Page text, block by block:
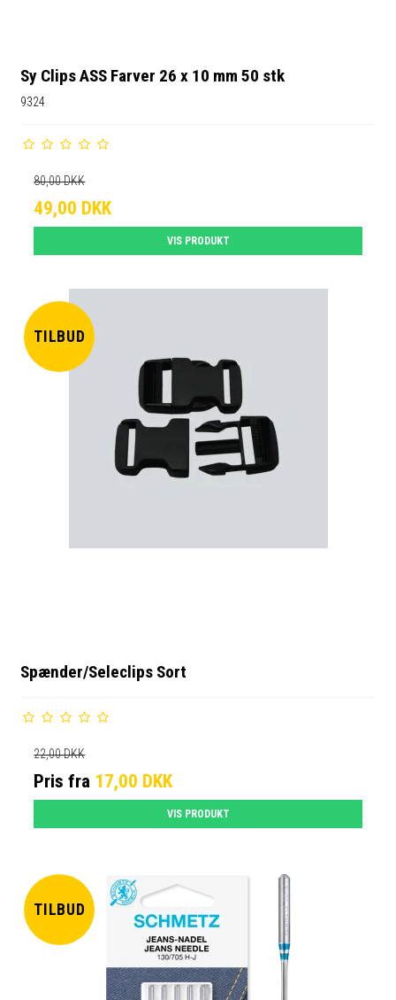
Sy Clips ASS Farver 26 x 10 mm 50 stk
9324
80,00 DKK
49,00 DKK
VIS PRODUKT
TILBUD
Spænder/Seleclips Sort
22,00 DKK
Pris fra 17,00 DKK
VIS PRODUKT
TILBUD